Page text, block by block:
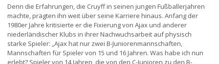
Denn die Erfahrungen, die Cruyff in seinen jungen Fußballerjahren
machte, prägten ihn weit über seine Karriere hinaus. Anfang der
1980er Jahre kritisierte er die Fixierung von Ajax und anderer
niederländischer Klubs in ihrer Nachwuchsarbeit auf physisch
starke Spieler: „Ajax hat nur zwei B-Juniorenmannschaften,
Mannschaften für Spieler von 15 und 16 Jahren. Was habe ich nun
erlebt? Spieler von 14 Jahren, die von den C-Junioren zu den B-